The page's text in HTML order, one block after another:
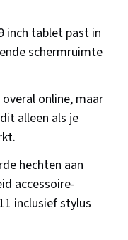
inch tablet past in
schermruimte
online, maar
alleen als je
hechten aan
accessoire-
inclusief stylus